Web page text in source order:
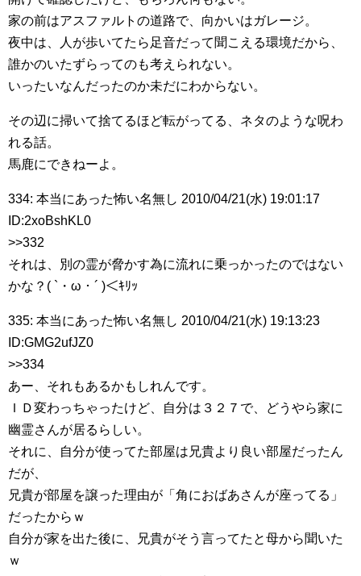
家の前はアスファルトの道路で、向かいはガレージ。
夜中は、人が歩いてたら足音だって聞こえる環境だから、
誰かのいたずらってのも考えられない。
いったいなんだったのか未だにわからない。
その辺に掃いて捨てるほど転がってる、ネタのような呪わ
れる話。
馬鹿にできねーよ。
334: 本当にあった怖い名無し 2010/04/21(水) 19:01:17
ID:2xoBshKL0
>>332
それは、別の霊が脅かす為に流れに乗っかったのではない
かな？( `・ω・´ )＜ｷﾘｯ
335: 本当にあった怖い名無し 2010/04/21(水) 19:13:23
ID:GMG2ufJZ0
>>334
あー、それもあるかもしれんです。
ＩＤ変わっちゃったけど、自分は３２７で、どうやら家に
幽霊さんが居るらしい。
それに、自分が使ってた部屋は兄貴より良い部屋だったん
だが、
兄貴が部屋を譲った理由が「角におばあさんが座ってる」
だったからｗ
自分が家を出た後に、兄貴がそう言ってたと母から聞いた
ｗ